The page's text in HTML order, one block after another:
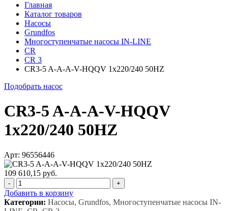
Главная
Каталог товаров
Насосы
Grundfos
Многоступенчатые насосы IN-LINE
CR
CR 3
CR3-5 A-A-A-V-HQQV 1x220/240 50HZ
Подобрать насос
CR3-5 A-A-A-V-HQQV
1x220/240 50HZ
Арт: 96556446
109 610,15 руб.
- +
Добавить в корзину
Категории: Насосы, Grundfos, Многоступенчатые насосы IN-